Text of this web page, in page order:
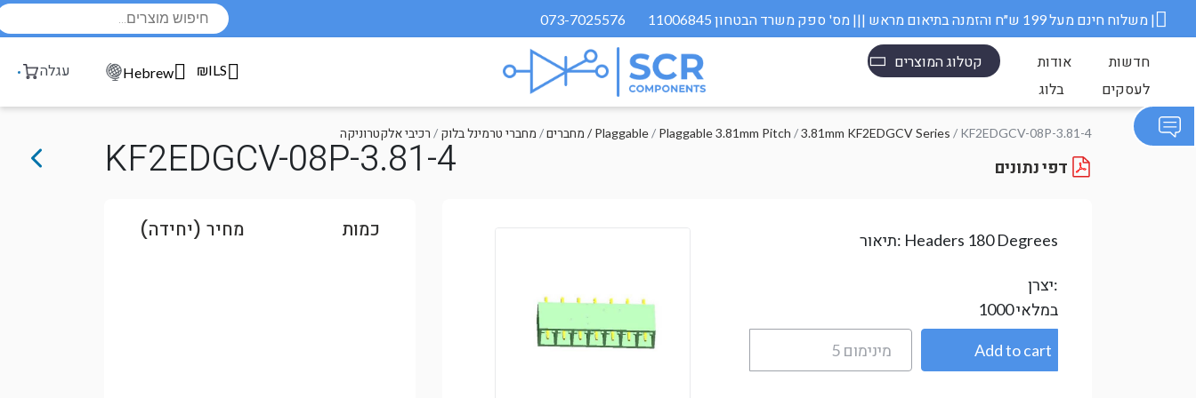
073-7025576 משלוח חינם מעל 199 ש״ח והזמנה בתיאום מראש ||| מס' ספק משרד הבטחון 11006845 |
קטלוג המוצרים אודות
חדשות
בלוג
לעסקים
עגלה Hebrew ₪ILS
רכיבי אלקטרוניקה / מחברי טרמינל בלוק / מחברים / Plaggable/ Plaggable 3.81mm Pitch /3.81mm KF2EDGCV Series / KF2EDGCV-08P-3.81-4
KF2EDGCV-08P-3.81-4
תיאור: Headers 180 Degrees
יצרן:
1000במלאי
כמות מחיר (יחידה)